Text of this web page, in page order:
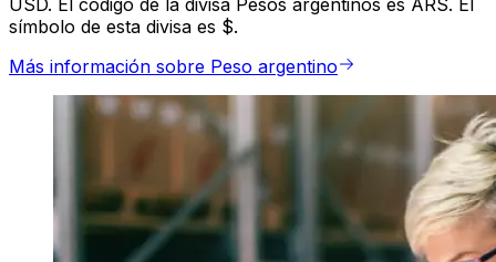
USD. El código de la divisa Pesos argentinos es ARS. El
símbolo de esta divisa es $.
Más información sobre Peso argentino